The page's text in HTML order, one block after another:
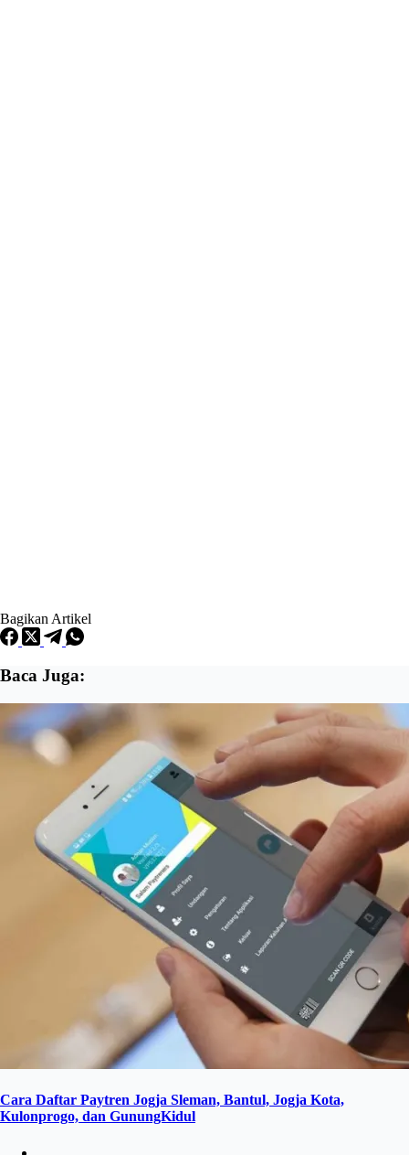
Bagikan Artikel
Baca Juga:
Cara Daftar Paytren Jogja Sleman, Bantul, Jogja Kota,
Kulonprogo, dan GunungKidul